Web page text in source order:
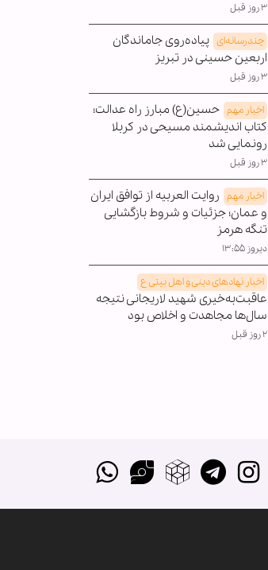
۳ روز قبل
چندرسانه‌ای پیاده‌روی جاماندگان
اربعین حسینی در تبریز
۳ روز قبل
اخبار مهم حسین(ع) مبارز راه عدالت؛
کتاب اندیشمند مسیحی در کربلا
رونمایی شد
۳ روز قبل
اخبار مهم روایت العربیه از توافق ایران
و عمان؛ جزئیات و شروط بازگشایی
تنگه هرمز
دیروز ۱۳:۵۵
اخبار نهادهای دینی و اهل بیتی ع
عاقبت‌به‌خیری شهید لاریجانی نتیجه
سال‌ها مجاهدت و اخلاص بود
۲ روز قبل